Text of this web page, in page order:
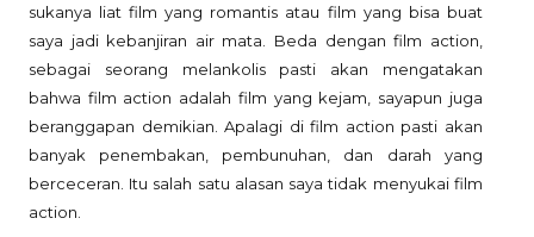
sukanya liat film yang romantis atau film yang bisa buat
saya jadi kebanjiran air mata. Beda dengan film action,
sebagai seorang melankolis pasti akan mengatakan
bahwa film action adalah film yang kejam, sayapun juga
beranggapan demikian. Apalagi di film action pasti akan
banyak penembakan, pembunuhan, dan darah yang
berceceran. Itu salah satu alasan saya tidak menyukai film
action.